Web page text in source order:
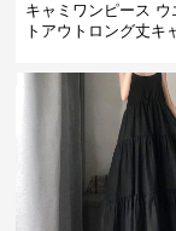
キャミワンピース ウ
トアウトロング丈キ